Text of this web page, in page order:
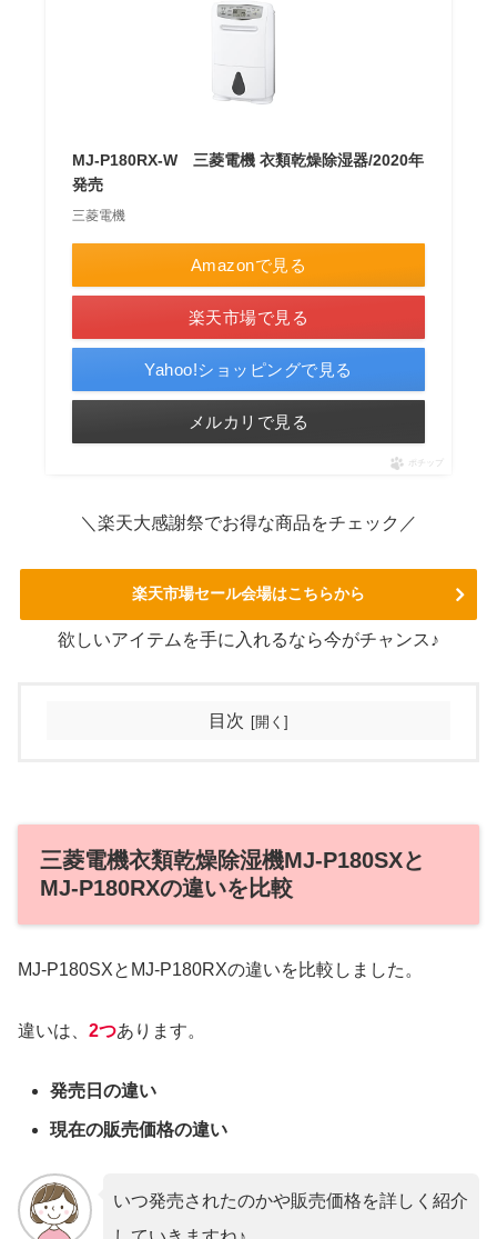
MJ-P180RX-W 三菱電機 衣類乾燥除湿器/2020年
発売
三菱電機
Amazonで見る
楽天市場で見る
Yahoo!ショッピングで見る
メルカリで見る
ポチップ
＼楽天大感謝祭でお得な商品をチェック／
楽天市場セール会場はこちらから
欲しいアイテムを手に入れるなら今がチャンス♪
目次
三菱電機衣類乾燥除湿機MJ-P180SXと
MJ-P180RXの違いを比較
MJ-P180SXとMJ-P180RXの違いを比較しました。
違いは、 2つあります。
発売日の違い
現在の販売価格の違い
いつ発売されたのかや販売価格を詳しく紹介